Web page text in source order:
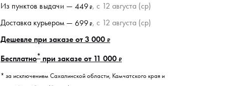
Из пунктов выдачи —449₽, c 12 августа (ср)
Доставка курьером —699₽, c 12 августа (ср)
Дешевле при заказе от 3 000₽
Бесплатно* при заказе от 11 000₽
* за исключением Сахалинской области, Камчатского края и